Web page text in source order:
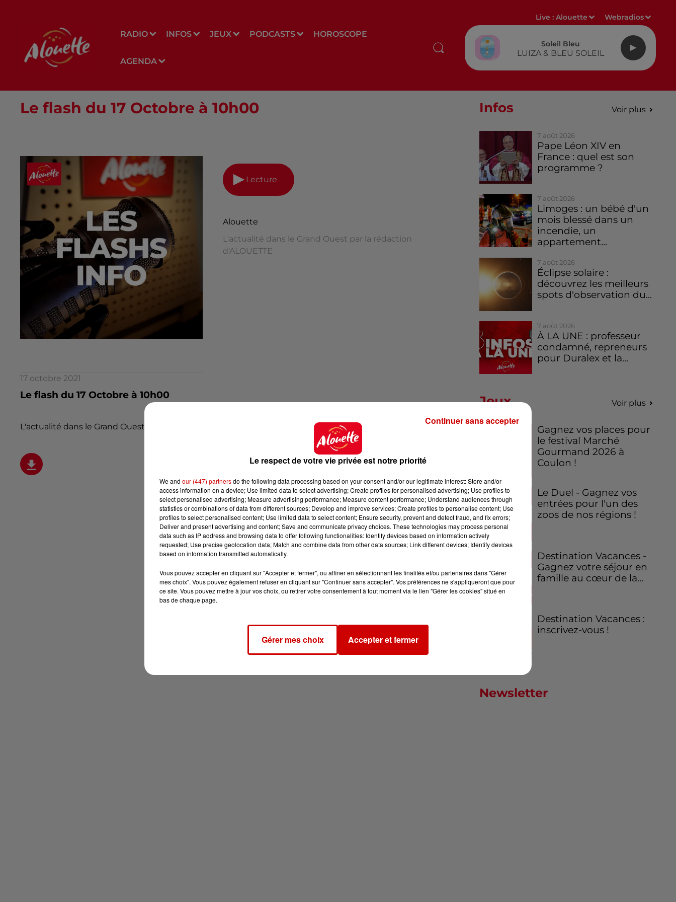
RADIO INFOS JEUX PODCASTS HOROSCOPE
AGENDA
Live :Alouette Webradios
Soleil Bleu
LUIZA & BLEU SOLEIL
Le flash du 17 Octobre à 10h00
Lecture
Alouette
L'actualité dans le Grand Ouest par la rédaction
d'ALOUETTE
17 octobre 2021
Le flash du 17 Octobre à 10h00
L'actualité dans le Grand Ouest par la rédaction d'ALOUETTE
Infos Voir plus
7 août 2026
Pape Léon XIV en
France : quel est son
programme ?
7 août 2026
Limoges : un bébé d'un
mois blessé dans un
incendie, un
appartement...
7 août 2026
Éclipse solaire :
découvrez les meilleurs
spots d'observation du...
7 août 2026
À LA UNE : professeur
condamné, repreneurs
pour Duralex et la...
Jeux Voir plus
Gagnez vos places pour
le festival Marché
Gourmand 2026 à
Coulon !
Le Duel - Gagnez vos
entrées pour l'un des
zoos de nos régions !
Destination Vacances -
Gagnez votre séjour en
famille au cœur de la...
Destination Vacances :
inscrivez-vous !
Newsletter
Le respect de votre vie privée est notre priorité
We and our (447) partnersdo the following data processing based on your consent and/or our legitimate interest: Store and/or
access information on a device; Use limited data to select advertising; Create profiles for personalised advertising; Use profiles to
select personalised advertising; Measure advertising performance; Measure content performance; Understand audiences through
statistics or combinations of data from different sources; Develop and improve services; Create profiles to personalise content; Use
profiles to select personalised content; Use limited data to select content; Ensure security, prevent and detect fraud, and fix errors;
Deliver and present advertising and content; Save and communicate privacy choices. These technologies may process personal
data such as IP address and browsing data to offer following functionalities: Identify devices based on information actively
requested; Use precise geolocation data; Match and combine data from other data sources; Link different devices; Identify devices
based on information transmitted automatically.
Vous pouvez accepter en cliquant sur "Accepter et fermer", ou affiner en sélectionnant les finalités et/ou partenaires dans "Gérer
mes choix". Vous pouvez également refuser en cliquant sur "Continuer sans accepter". Vos préférences ne s'appliqueront que pour
ce site. Vous pouvez mettre à jour vos choix, ou retirer votre consentement à tout moment via le lien "Gérer les cookies" situé en
bas de chaque page.
Gérer mes choix Accepter et fermer
Continuer sans accepter